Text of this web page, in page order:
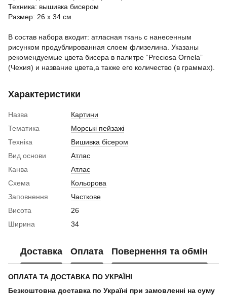
Техника: вышивка бисером
Размер: 26 х 34 см.
В состав набора входит: атласная ткань с нанесенным
рисунком продублированная слоем флизелина. Указаны
рекомендуемые цвета бисера в палитре “Preciosa Ornela”
(Чехия) и название цвета,а также его количество (в граммах).
Характеристики
Назва
Картини
Тематика
Морські пейзажі
Техніка
Вишивка бісером
Вид основи
Атлас
Канва
Атлас
Схема
Кольорова
Заповнення
Часткове
Висота
26
Ширина
34
Доставка Оплата Повернення та обмін
ОПЛАТА ТА ДОСТАВКА ПО УКРАЇНІ
Безкоштовна доставка по Україні при замовленні на суму